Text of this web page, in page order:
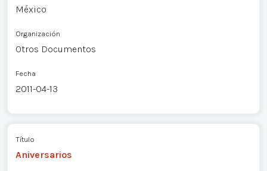
México
Organización
Otros Documentos
Fecha
2011-04-13
Título
Aniversarios